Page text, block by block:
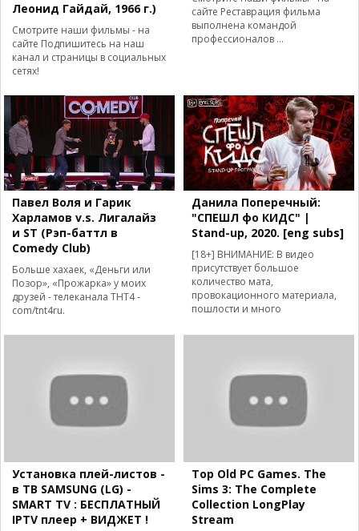
Леонид Гайдай, 1966 г.)
Смотрите наши фильмы - на
сайте Подпишитесь на наш
канал и страницы в социальных
сетях!
сайте Реставрация фильма
выполнена командой
профессионалов ...
Павел Воля и Гарик
Харламов v.s. Лигалайз
и ST (Рэп-баттл в
Comedy Club)
Больше хахаек, «Деньги или
Позор», «Прожарка» у моих
друзей - телеканала ТНТ4 -
com/tnt4ru.
Данила Поперечный:
"СПЕШЛ фо КИДС" |
Stand-up, 2020. [eng subs]
[18+] ВНИМАНИЕ: В видео
присутствует большое
количество мата,
провокационного материала,
пошлости и много
Установка плей-листов -
в ТВ SAMSUNG (LG) -
SMART TV : БЕСПЛАТНЫЙ
IPTV плеер + ВИДЖЕТ !
Top Old PC Games. The
Sims 3: The Complete
Collection LongPlay
Stream